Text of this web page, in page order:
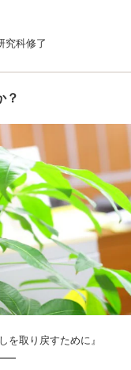
究科修了
？
取り戻すために』